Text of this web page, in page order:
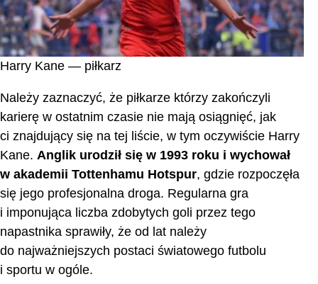
Harry Kane — piłkarz
Należy zaznaczyć, że piłkarze którzy zakończyli
karierę w ostatnim czasie nie mają osiągnięć, jak
ci znajdujący się na tej liście, w tym oczywiście Harry
Kane. Anglik urodził się w 1993 roku i wychował
w akademii Tottenhamu Hotspur, gdzie rozpoczęła
się jego profesjonalna droga. Regularna gra
i imponująca liczba zdobytych goli przez tego
napastnika sprawiły, że od lat należy
do najważniejszych postaci światowego futbolu
i sportu w ogóle.